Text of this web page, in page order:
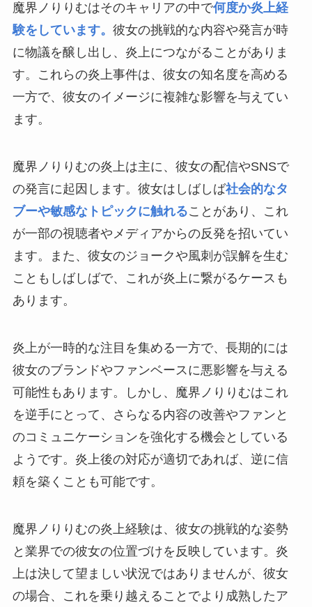
魔界ノりりむはそのキャリアの中で何度か炎上経
験をしています。 彼女の挑戦的な内容や発言が時
に物議を醸し出し、炎上につながることがありま
す。これらの炎上事件は、彼女の知名度を高める
一方で、彼女のイメージに複雑な影響を与えてい
ます。
魔界ノりりむの炎上は主に、彼女の配信やSNSで
の発言に起因します。彼女はしばしば社会的なタ
ブーや敏感なトピックに触れることがあり、これ
が一部の視聴者やメディアからの反発を招いてい
ます。また、彼女のジョークや風刺が誤解を生む
こともしばしばで、これが炎上に繋がるケースも
あります。
炎上が一時的な注目を集める一方で、長期的には
彼女のブランドやファンベースに悪影響を与える
可能性もあります。しかし、魔界ノりりむはこれ
を逆手にとって、さらなる内容の改善やファンと
のコミュニケーションを強化する機会としている
ようです。炎上後の対応が適切であれば、逆に信
頼を築くことも可能です。
魔界ノりりむの炎上経験は、彼女の挑戦的な姿勢
と業界での彼女の位置づけを反映しています。炎
上は決して望ましい状況ではありませんが、彼女
の場合、これを乗り越えることでより成熟したア